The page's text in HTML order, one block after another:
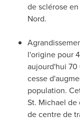
de sclérose
Nord.
l'origine pour
aujourd'hui
cesse
population.
St. Michael
de centre de